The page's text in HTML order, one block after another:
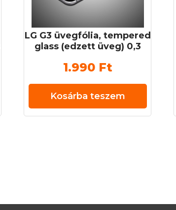
LG G3 üvegfólia, tempered
glass (edzett üveg) 0,3
1.990 Ft
Kosárba teszem